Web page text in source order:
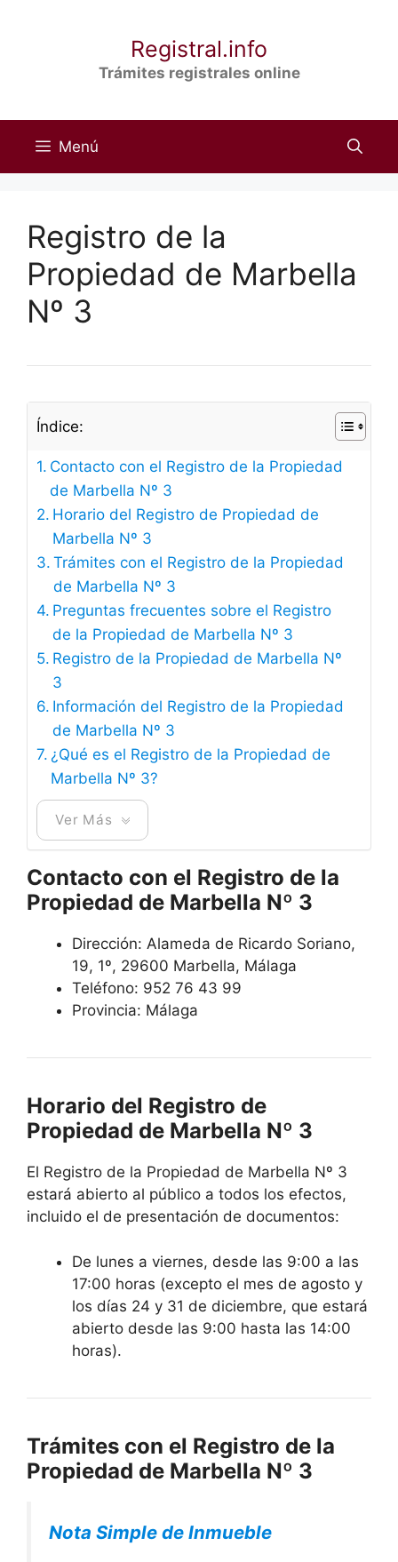
Registral.info
Trámites registrales online
Menú
Registro de la
Propiedad de Marbella
Nº 3
Índice:
Contacto con el Registro de la Propiedad
de Marbella Nº 3
Horario del Registro de Propiedad de
Marbella Nº 3
Trámites con el Registro de la Propiedad
de Marbella Nº 3
Preguntas frecuentes sobre el Registro
de la Propiedad de Marbella Nº 3
Registro de la Propiedad de Marbella Nº
3
Información del Registro de la Propiedad
de Marbella Nº 3
¿Qué es el Registro de la Propiedad de
Marbella Nº 3?
Ver Más
Contacto con el Registro de la
Propiedad de Marbella Nº 3
Dirección: Alameda de Ricardo Soriano,
19, 1º, 29600 Marbella, Málaga
Teléfono: 952 76 43 99
Provincia: Málaga
Horario del Registro de
Propiedad de Marbella Nº 3
El Registro de la Propiedad de Marbella Nº 3
estará abierto al público a todos los efectos,
incluido el de presentación de documentos:
De lunes a viernes, desde las 9:00 a las
17:00 horas (excepto el mes de agosto y
los días 24 y 31 de diciembre, que estará
abierto desde las 9:00 hasta las 14:00
horas).
Trámites con el Registro de la
Propiedad de Marbella Nº 3
Nota Simple de Inmueble